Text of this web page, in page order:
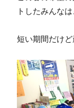
トしたみんな
短い期間だけ